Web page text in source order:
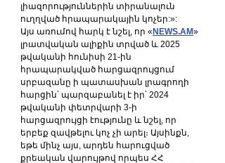
լիազորություններին տիրանալուն
ուղղված հրապարակային կոչեր:»:
Այս առումով հարկ է նշել, որ « NEWS.AM»
լրատվական ալիքին տրված և 2025
թվականի հունիսի 21-ին
հրապարակված հարցազրույցում
սրբազանը ի պատասխան լրագրողի
հարցին՝ պարզաբանել է իր՝ 2024
թվականի փետրվարի 3-ի
հարցազրույցի էությունը և նշել, որ
երբեք զավթելու կոչ չի արել։ Այսինքն,
եթե մինչ այս, արդեն հարուցված
քրեական վարույթով որպես ՀՀ